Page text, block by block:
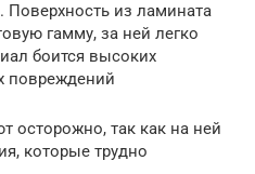
из ламината
гамму, за ней легко
боится высоких
повреждений
осторожно, так как на ней
которые трудно